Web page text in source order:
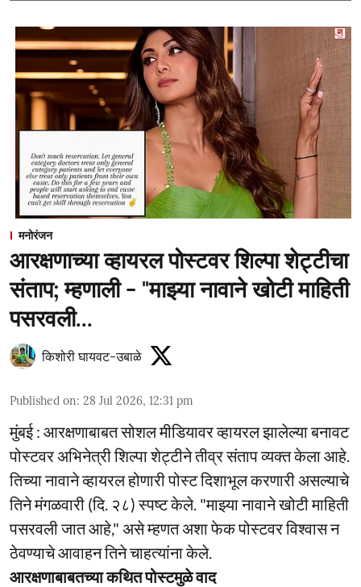
मनोरंजन
आरक्षणाच्या व्हायरल पोस्टवर शिल्पा शेट्टीचा
संताप; म्हणाली - "माझ्या नावाने खोटी माहिती
पसरवली...
किशोरी घायवट-उबाळे
Published on: 28 Jul 2026, 12:31 pm
मुंबई : आरक्षणाबाबत सोशल मीडियावर व्हायरल झालेल्या बनावट
पोस्टवर अभिनेत्री शिल्पा शेट्टीने तीव्र संताप व्यक्त केला आहे.
तिच्या नावाने व्हायरल होणारी पोस्ट दिशाभूल करणारी असल्याचे
तिने मंगळवारी (दि. २८) स्पष्ट केले. "माझ्या नावाने खोटी माहिती
पसरवली जात आहे," असे म्हणत अशा फेक पोस्टवर विश्वास न
ठेवण्याचे आवाहन तिने चाहत्यांना केले.
आरक्षणाबाबतच्या कथित पोस्टमुळे वाद